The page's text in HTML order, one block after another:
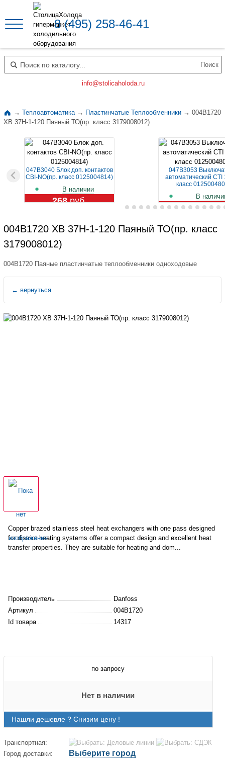
8 (495) 258-46-41
Поиск по каталогу
info@stolicaholoda.ru
→ Теплоавтоматика → Пластинчатые Теплообменники → 004B1720
XB 37H-1-120 Паяный ТО(пр. класс 3179008012)
047B3040 Блок доп. контактов
CBI-NO(пр. класс 0125004814)
В наличии
268руб.
047B3053
автоматический CTI
класс
В
1 109 руб.
004B1720 XB 37H-1-120 Паяный ТО(пр. класс
3179008012)
004B1720 Паяные пластинчатые теплообменники одноходовые
← вернуться
Copper brazed stainless steel heat exchangers with one pass designed
for district heating systems offer a compact design and excellent heat
transfer properties. They are suitable for heating and dom...
Производитель
Danfoss
Артикул
004B1720
Id товара
14317
по запросу
Нет в наличии
Нашли дешевле ? Снизим цену !
Транспортная:
Город доставки:
Выберите город